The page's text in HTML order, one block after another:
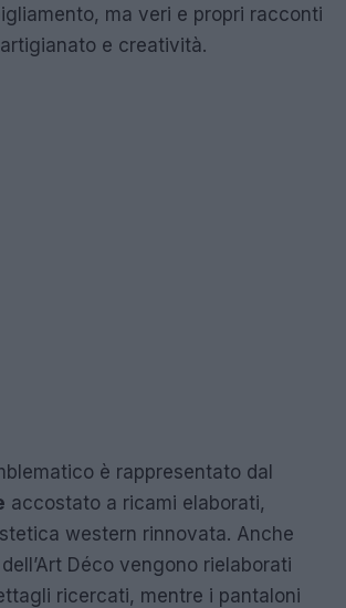
ma veri e propri racconti
e creatività.
è rappresentato dal
accostato a ricami elaborati,
western rinnovata. Anche
Déco vengono rielaborati
ricercati, mentre i pantaloni